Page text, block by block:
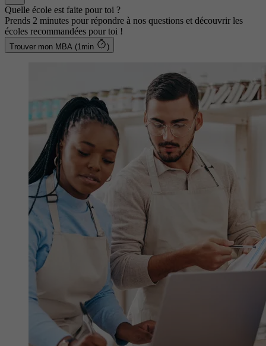
Quelle école est faite pour toi ?
Prends 2 minutes pour répondre à nos questions et découvrir les
écoles recommandées pour toi !
Trouver mon MBA (1min )